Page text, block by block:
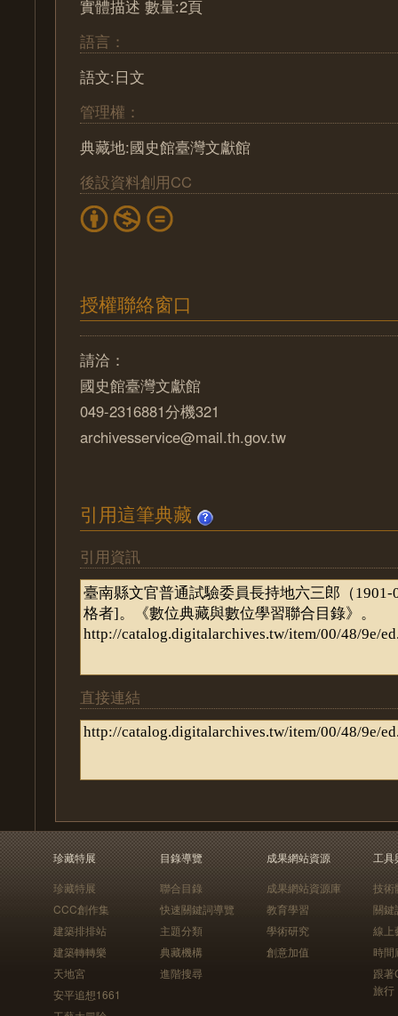
實體描述 數量:2頁
語言：
語文:日文
管理權：
典藏地:國史館臺灣文獻館
後設資料創用CC
授權聯絡窗口
請洽：
國史館臺灣文獻館
049-2316881分機321
archivesservice@mail.th.gov.tw
引用這筆典藏
引用資訊
直接連結
珍藏特展
珍藏特展
CCC創作集
建築排排站
建築轉轉樂
天地宮
安平追想1661
目錄導覽
聯合目錄
快速關鍵詞導覽
主題分類
典藏機構
進階搜尋
成果網站資源
成果網站資源庫
教育學習
學術研究
創意加值
工具
技術
關鍵
線上
時間
跟
旅行